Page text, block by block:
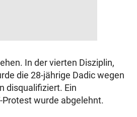
In der vierten Disziplin,
die 28-jährige Dadic wegen
disqualifiziert. Ein
Protest wurde abgelehnt.